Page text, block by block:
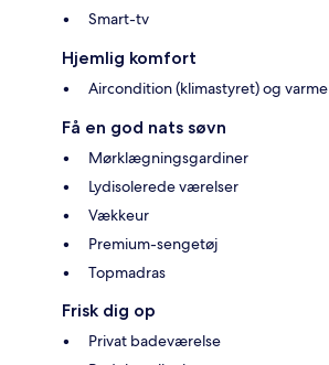
Smart-tv
Hjemlig komfort
Aircondition (klimastyret) og varme
Få en god nats søvn
Mørklægningsgardiner
Lydisolerede værelser
Vækkeur
Premium-sengetøj
Topmadras
Frisk dig op
Privat badeværelse